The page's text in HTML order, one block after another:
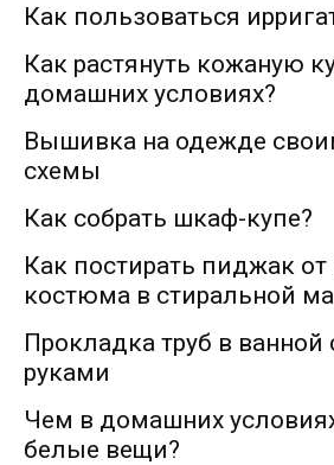
Как пользоваться
Как растянуть кожаную
домашних условиях?
Вышивка на одежде
схемы
Как собрать шкаф-купе?
Как постирать пиджак
костюма в стиральной
Прокладка труб в ванной
руками
Чем в домашних
белые вещи?